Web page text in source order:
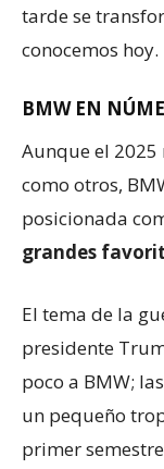
tarde se
conocemos hoy.
BMW EN
Aunque el
como otros,
posicionada
grandes
El tema de la
presidente
poco a BMW;
un pequeño
primer